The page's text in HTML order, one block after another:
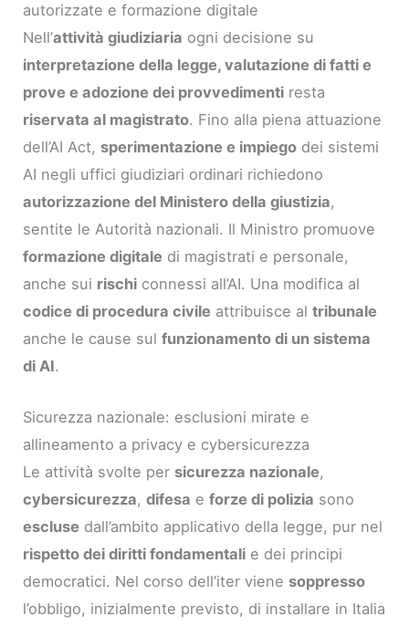
autorizzate e formazione digitale
Nell’attività giudiziaria ogni decisione su
interpretazione della legge, valutazione di fatti e
prove e adozione dei provvedimenti resta
riservata al magistrato. Fino alla piena attuazione
dell’AI Act, sperimentazione e impiego dei sistemi
AI negli uffici giudiziari ordinari richiedono
autorizzazione del Ministero della giustizia,
sentite le Autorità nazionali. Il Ministro promuove
formazione digitale di magistrati e personale,
anche sui rischi connessi all’AI. Una modifica al
codice di procedura civile attribuisce altribunale
anche le cause sulfunzionamento di un sistema
di AI.
Sicurezza nazionale: esclusioni mirate e
allineamento a privacy e cybersicurezza
Le attività svolte per sicurezza nazionale,
cybersicurezza,difesa eforze di polizia sono
escluse dall’ambito applicativo della legge, pur nel
rispetto dei diritti fondamentali e dei principi
democratici. Nel corso dell’iter viene soppresso
l’obbligo, inizialmente previsto, di installare in Italia